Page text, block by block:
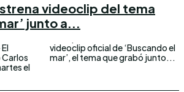
videoclip del tema
junto a...
el
el
mar’, el tema que grabó junto...